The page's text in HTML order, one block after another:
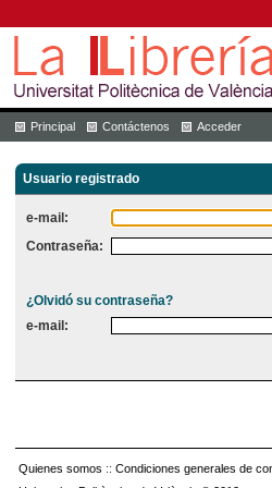
Principal Contáctenos Acceder
Usuario registrado
e-mail:
Contraseña:
¿Olvidó su contraseña?
e-mail:
Quienes somos :: Condiciones generales de